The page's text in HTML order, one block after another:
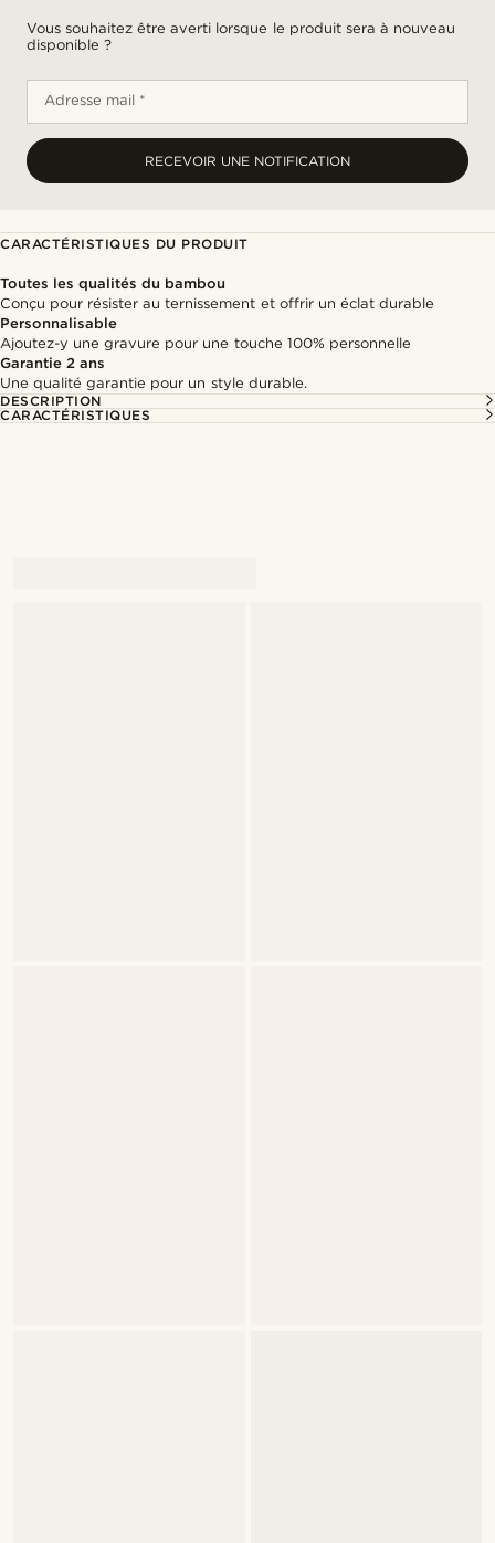
Vous souhaitez être averti lorsque le produit sera à nouveau
disponible ?
Adresse mail *
RECEVOIR UNE NOTIFICATION
CARACTÉRISTIQUES DU PRODUIT
Toutes les qualités du bambou
Conçu pour résister au ternissement et offrir un éclat durable
Personnalisable
Ajoutez-y une gravure pour une touche 100% personnelle
Garantie 2 ans
Une qualité garantie pour un style durable.
DESCRIPTION
CARACTÉRISTIQUES